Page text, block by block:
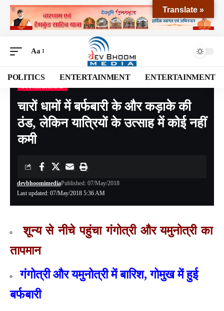
Aa
POLITICS ENTERTAINMENT ENTERTAINMENT
Devbhoomi Media >Blog>NATIONAL>UTTARAKHAND>चारों धामों में बर्फबारी के और कड़ाके की ठंड, लेकिन यात्रियों के उत्साह में कोई नहीं कमी
चारों धामों में बर्फबारी के और कड़ाके की
ठंड, लेकिन यात्रियों के उत्साह में कोई नहीं
कमी
Last updated: 07/May/2018 5:36 AM
devbhoomimediaPublished: 07/May/2018
शून्य से नीचे पहुंचा गंगोत्री और यमुनोत्री का
तापमान
गंगोत्री और यमुनोत्री में बारिश, गोमुख में हुई
बर्फबारी
Translate »